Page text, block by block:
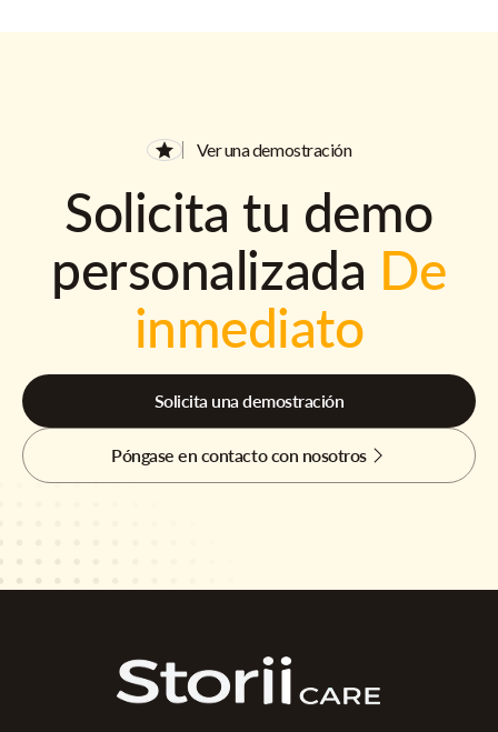
Ver una demostración
Solicita tu demo
personalizada De
inmediato
Solicita una demostración
Póngase en contacto con nosotros